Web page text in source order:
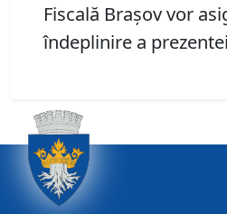
Fiscală Braşov vor
îndeplinire a